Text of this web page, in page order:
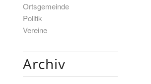
Ortsgemeinde
Politik
Vereine
Archiv